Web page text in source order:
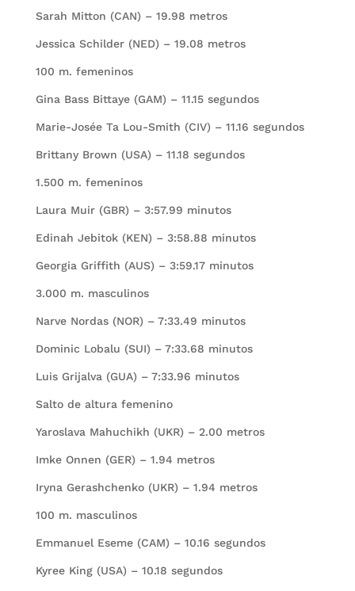
Sarah Mitton (CAN) – 19.98 metros
Jessica Schilder (NED) – 19.08 metros
100 m. femeninos
Gina Bass Bittaye (GAM) – 11.15 segundos
Marie-Josée Ta Lou-Smith (CIV) – 11.16 segundos
Brittany Brown (USA) – 11.18 segundos
1.500 m. femeninos
Laura Muir (GBR) – 3:57.99 minutos
Edinah Jebitok (KEN) – 3:58.88 minutos
Georgia Griffith (AUS) – 3:59.17 minutos
3.000 m. masculinos
Narve Nordas (NOR) – 7:33.49 minutos
Dominic Lobalu (SUI) – 7:33.68 minutos
Luis Grijalva (GUA) – 7:33.96 minutos
Salto de altura femenino
Yaroslava Mahuchikh (UKR) – 2.00 metros
Imke Onnen (GER) – 1.94 metros
Iryna Gerashchenko (UKR) – 1.94 metros
100 m. masculinos
Emmanuel Eseme (CAM) – 10.16 segundos
Kyree King (USA) – 10.18 segundos